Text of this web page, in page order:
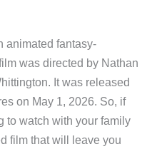
animated fantasy-
was directed by Nathan
It was released
on May 1, 2026. So, if
to watch with your family
film that will leave you